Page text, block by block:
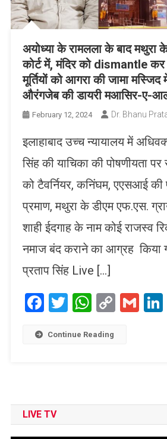
अयोध्या के रामलला के बाद मथुरा
कोर्ट में, मंदिर को dismantle कर
मूर्तियों को आगरा की जामा मस्जिद
औरंगजेब की डायरी मआसिर-ए-
February 12, 2024 Dr. Bhanu
इलाहाबाद उच्च न्यायालय में
सिंह की याचिका की पोषणीयता
को टैवर्नियर, कनिंघम, एएसआई की
प्रमाण, मथुरा के डीएम एफ.एस.
शाही ईदगाह के नाम कोई राजस्व
नमाज बंद कराने का आग्रह किया
प्रताप सिंह Live […]
Facebook
TwitterCopy
Continue Reading
LIVE TV